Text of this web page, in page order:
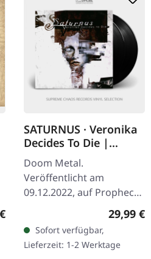
Preis:
SATURNUS · Veronika
Decides To Die |
BLACK 2LP
Doom Metal.
Veröffentlicht am
09.12.2022, auf Prophecy
Productions. Schwarzes
Doppel-Vinyl mit Etching
auf Seite D im Gatefold-
Cover. "Veronika…
29,99 €
Sofort verfügbar,
Lieferzeit: 1-2 Werktage